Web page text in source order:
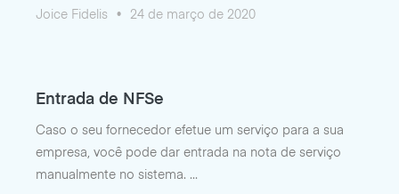
Joice Fidelis 24 de março de 2020
Entrada de NFSe
Caso o seu fornecedor efetue um serviço para a sua
empresa, você pode dar entrada na nota de serviço
manualmente no sistema.